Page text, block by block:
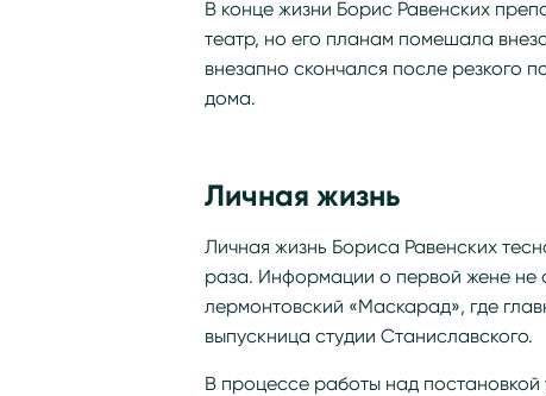
В конце жизни Борис Равенских
театр, но его планам помешала
внезапно скончался после резкого
дома.
Личная жизнь
Личная жизнь Бориса Равенских
раза. Информации о первой жене не
лермонтовский «Маскарад», где
выпускница студии Станиславского.
В процессе работы над